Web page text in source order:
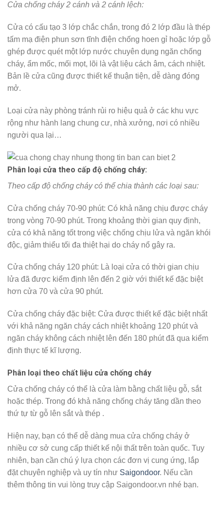
Cửa chống cháy 2 cánh và 2 cánh lệch:
Cửa có cấu tạo 3 lớp chắc chắn, trong đó 2 lớp đầu là thép
tấm mạ điện phun sơn tĩnh điện chống hoen gỉ hoặc lớp gỗ
ghép được quét một lớp nước chuyên dụng ngăn chống
cháy, ẩm mốc, mối mọt, lõi là vật liệu cách âm, cách nhiệt.
Bản lề cửa cũng được thiết kế thuận tiện, dễ dàng đóng
mở.
Loại cửa này phòng tránh rủi ro hiệu quả ở các khu vực
rộng như hành lang chung cư, nhà xưởng, nơi có nhiều
người qua lại…
Phân loại cửa theo cấp độ chống cháy:
Theo cấp độ chống cháy có thể chia thành các loại sau:
Cửa chống cháy 70-90 phút: Có khả năng chịu được cháy
trong vòng 70-90 phút. Trong khoảng thời gian quy định,
cửa có khả năng tốt trong việc chống chịu lửa và ngăn khói
độc, giảm thiểu tối đa thiệt hại do cháy nổ gây ra.
Cửa chống cháy 120 phút: Là loại cửa có thời gian chịu
lửa đã được kiểm định lên đến 2 giờ với thiết kế đặc biệt
hơn cửa 70 và cửa 90 phút.
Cửa chống cháy đặc biệt: Cửa được thiết kế đặc biệt nhất
với khả năng ngăn cháy cách nhiệt khoảng 120 phút và
ngăn cháy không cách nhiệt lên đến 180 phút đã qua kiểm
định thực tế kĩ lượng.
Phân loại theo chất liệu cửa chống cháy
Cửa chống cháy có thể là cửa làm bằng chất liệu gỗ, sắt
hoặc thép. Trong đó khả năng chống cháy tăng dần theo
thứ tự từ gỗ lên sắt và thép .
Hiện nay, bạn có thể dễ dàng mua cửa chống cháy ở
nhiều cơ sở cung cấp thiết kế nội thất trên toàn quốc. Tuy
nhiên, bạn cần chú ý lựa chọn các đơn vị cung ứng, lắp
đặt chuyên nghiệp và uy tín như Saigondoor. Nếu cần
thêm thông tin vui lòng truy cập Saigondoor.vn nhé bạn.